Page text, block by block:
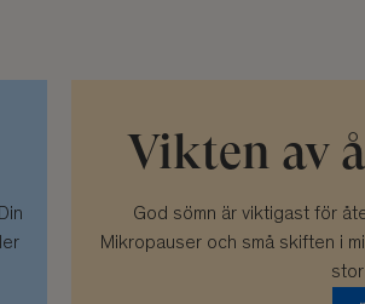
Vikten av
God sömn är viktigast för
Mikropauser och små skiften i